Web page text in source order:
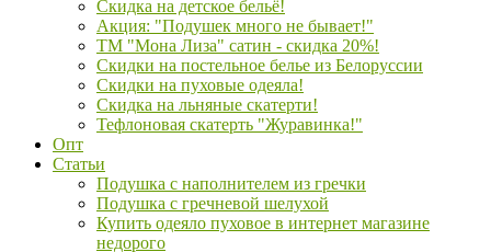
Скидка на детское бельё!
Акция: "Подушек много не бывает!"
ТМ "Мона Лиза" сатин - скидка 20%!
Скидки на постельное белье из Белоруссии
Скидки на пуховые одеяла!
Скидка на льняные скатерти!
Тефлоновая скатерть "Журавинка!"
Опт
Статьи
Подушка с наполнителем из гречки
Подушка с гречневой шелухой
Купить одеяло пуховое в интернет магазине
недорого